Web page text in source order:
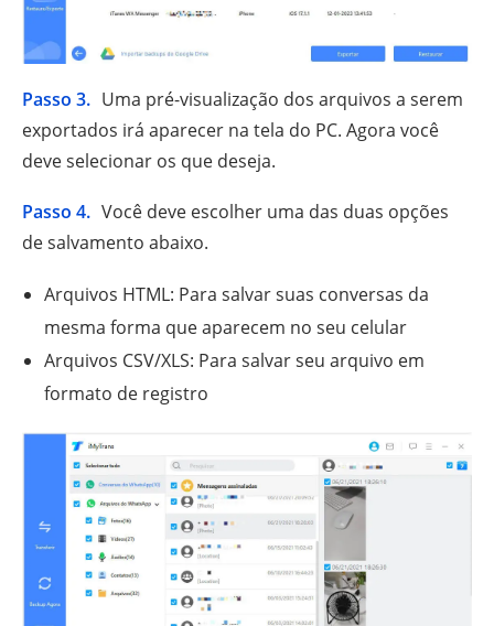
Passo 3. Uma pré-visualização dos arquivos a serem
exportados irá aparecer na tela do PC. Agora você
deve selecionar os que deseja.
Passo 4. Você deve escolher uma das duas opções
de salvamento abaixo.
Arquivos HTML: Para salvar suas conversas da
mesma forma que aparecem no seu celular
Arquivos CSV/XLS: Para salvar seu arquivo em
formato de registro